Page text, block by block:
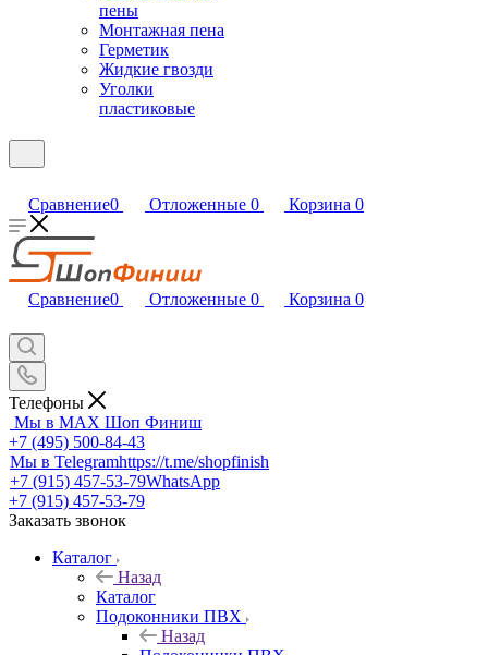
пены
Монтажная пена
Герметик
Жидкие гвозди
Уголки
пластиковые
Сравнение0 Отложенные 0 Корзина 0
Сравнение0 Отложенные 0 Корзина 0
Телефоны
Мы в MAX Шоп Финиш
+7 (495) 500-84-43
Мы в Telegramhttps://t.me/shopfinish
+7 (915) 457-53-79WhatsApp
+7 (915) 457-53-79
Заказать звонок
Каталог
Назад
Каталог
Подоконники ПВХ
Назад